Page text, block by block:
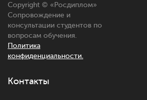
Copyright © «Росдиплом»
Сопровождение и
консультации студентов по
вопросам обучения.
Политика
конфиденциальности.
Контакты